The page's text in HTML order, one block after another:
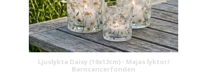
Ljuslykta Daisy (10x12cm) - Majas lyktor/
Barncancerfonden